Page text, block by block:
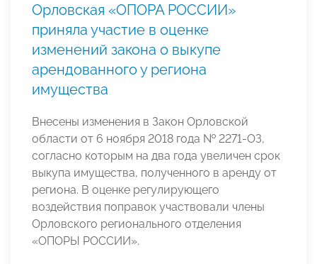
Орловская «ОПОРА РОССИИ»
приняла участие в оценке
изменений закона о выкупе
арендованного у региона
имущества
Внесены изменения в Закон Орловской
области от 6 ноября 2018 года № 2271-ОЗ,
согласно которым на два года увеличен срок
выкупа имущества, полученного в аренду от
региона. В оценке регулирующего
воздействия поправок участвовали члены
Орловского регионального отделения
«ОПОРЫ РОССИИ».